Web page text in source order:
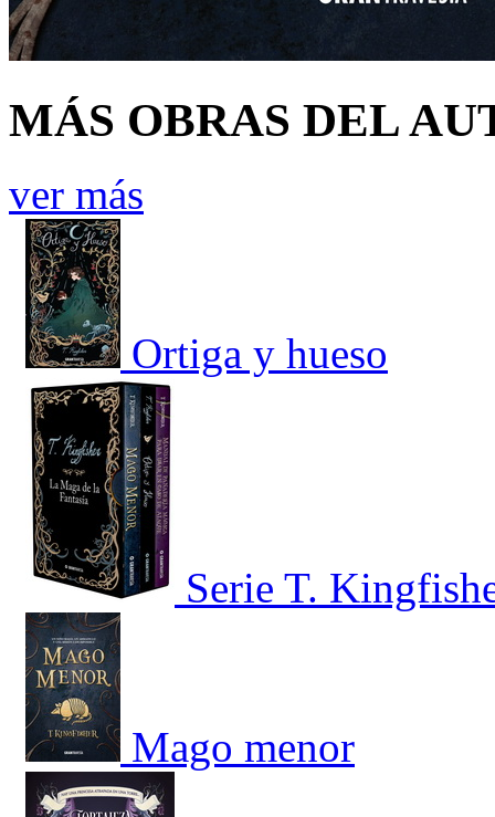
MÁS OBRAS DEL
ver más
Ortiga y hueso
Serie T.
Mago menor